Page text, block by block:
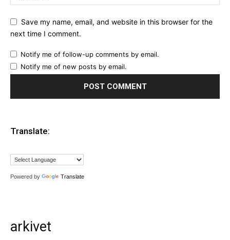
Save my name, email, and website in this browser for the
next time I comment.
Notify me of follow-up comments by email.
Notify me of new posts by email.
Translate:
Powered by Translate
arkivet